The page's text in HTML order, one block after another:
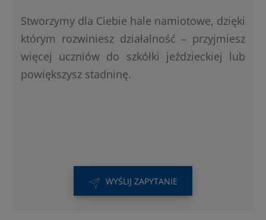
Stworzymy dla Ciebie hale namiotowe, dzięki
którym rozwiniesz działalność – przyjmiesz
więcej uczniów do szkółki jeździeckiej lub
powiększysz stadninę.
WYŚLIJ ZAPYTANIE